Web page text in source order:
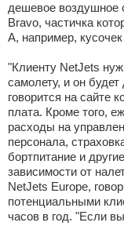
дешевое воздушное
Bravo, частичка
А, например,
"Клиенту NetJets
самолету, и он
говорится на сайте
плата. Кроме того,
расходы на
персонала,
бортпитание и
зависимости от
NetJets Europe,
потенциальными
часов в год. "Если